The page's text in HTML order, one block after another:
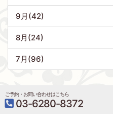
9月(42)
8月(24)
7月(96)
ご予約・お問い合わせはこちら
03-6280-8372